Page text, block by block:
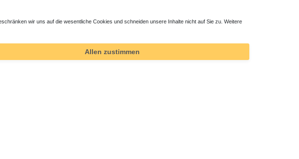
superflach 100 x 70 x 2,5 cm
€ *
Duschwanne superflach 100 x 70 x 2,5 cm
321,30 € *
*inkl. ges. MwSt.
wir uns auf die wesentliche Cookies und schneiden unsere Inhalte nicht auf Sie zu. Weitere
Allen zustimmen